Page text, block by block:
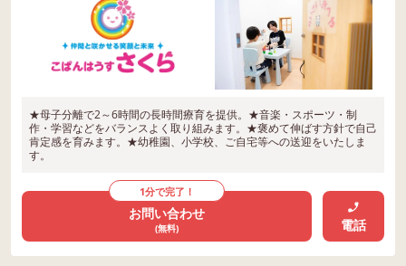
★母子分離で2～6時間の長時間療育を提供。★音楽・スポーツ・制
作・学習などをバランスよく取り組みます。★褒めて伸ばす方針で自己
肯定感を育みます。★幼稚園、小学校、ご自宅等への送迎をいたしま
す。
1分で完了！
お問い合わせ
(無料) 電話